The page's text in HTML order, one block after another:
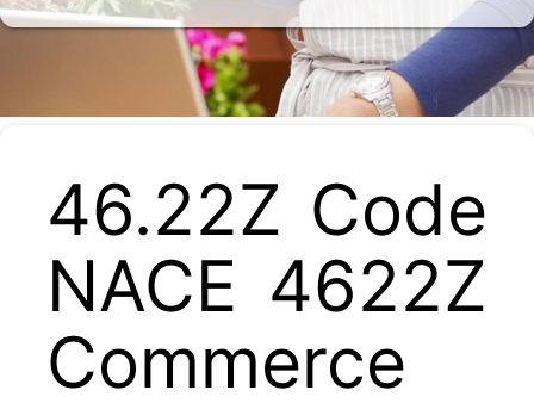
46.22Z Code
NACE 4622Z
Commerce